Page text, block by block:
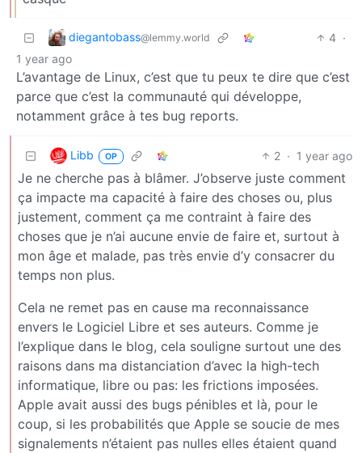
diegantobass@lemmy.world 4 ·
1 year ago
L’avantage de Linux, c’est que tu peux te dire que c’est
parce que c’est la communauté qui développe,
notamment grâce à tes bug reports.
Libb OP 2 · 1 year ago
Je ne cherche pas à blâmer. J’observe juste comment
ça impacte ma capacité à faire des choses ou, plus
justement, comment ça me contraint à faire des
choses que je n’ai aucune envie de faire et, surtout à
mon âge et malade, pas très envie d’y consacrer du
temps non plus.
Cela ne remet pas en cause ma reconnaissance
envers le Logiciel Libre et ses auteurs. Comme je
l’explique dans le blog, cela souligne surtout une des
raisons dans ma distanciation d’avec la high-tech
informatique, libre ou pas: les frictions imposées.
Apple avait aussi des bugs pénibles et là, pour le
coup, si les probabilités que Apple se soucie de mes
signalements n’étaient pas nulles elles étaient quand